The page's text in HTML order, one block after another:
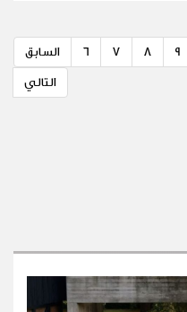
السابق 6 7 8 9
التالي